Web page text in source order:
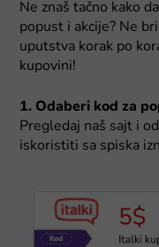
Ne znaš tačno kako
popust i akcije? Ne
uputstva korak po
kupovini!
1. Odaberi kod za
Pregledaj naš sajt i
iskoristiti sa spiska